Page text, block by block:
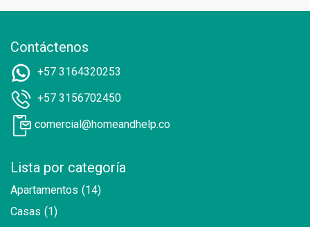
Contáctenos
+57 3164320253
+57 3156702450
comercial@homeandhelp.co
Lista por categoría
Apartamentos (14)
Casas (1)